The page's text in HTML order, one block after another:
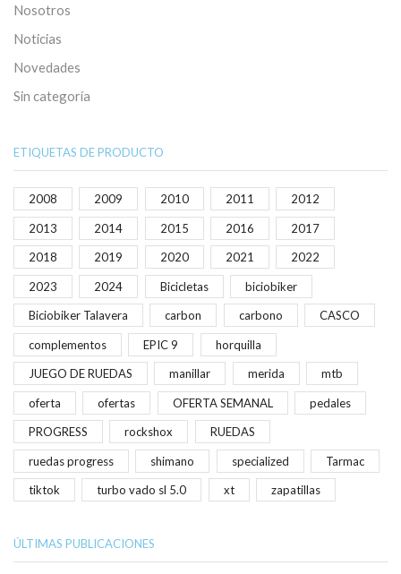
Nosotros
Noticias
Novedades
Sin categoría
ETIQUETAS DE PRODUCTO
2008 2009 2010 2011 2012
2013 2014 2015 2016 2017
2018 2019 2020 2021 2022
2023 2024 Bicicletas biciobiker
Biciobiker Talavera carbon carbono CASCO
complementos EPIC 9 horquilla
JUEGO DE RUEDAS manillar merida mtb
oferta ofertas OFERTA SEMANAL pedales
PROGRESS rockshox RUEDAS
ruedas progress shimano specialized Tarmac
tiktok turbo vado sl 5.0 xt zapatillas
ÚLTIMAS PUBLICACIONES